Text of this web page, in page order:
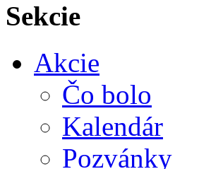
Sekcie
Akcie
Čo bolo
Kalendár
Pozvánky